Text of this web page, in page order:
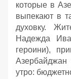
которые в
выпекают в
духовку.
Надежда
героини),
утро: